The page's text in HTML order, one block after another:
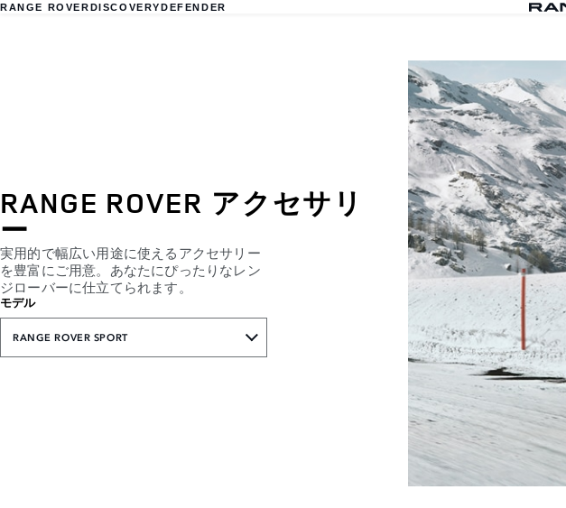
RANGE ROVERDISCOVERYDEFENDER
RANGE ROVER アクセサリ
ー
実用的で幅広い用途に使えるアクセサリー
を豊富にご用意。あなたにぴったりなレン
ジローバーに仕立てられます。
モデル
RANGE ROVER SPORT